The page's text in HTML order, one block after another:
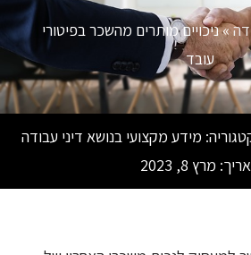
»ניכויים מותרים מהשכר בפיטורי
עובד
מידע מקצועי בנושא דיני עבודה
מרץ 8, 2023